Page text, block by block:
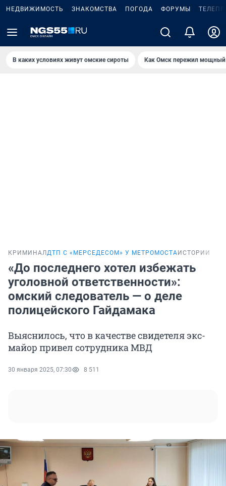
НЕДВИЖИМОСТЬ ЗНАКОМСТВА ПОГОДА ФОРУМЫ
В каких условиях живут омские сироты Как Омск пережил мощный
КРИМИНАЛДТП С «МЕРСЕДЕСОМ» У МЕТРОМОСТА ИСТОРИИ
«До последнего хотел избежать
уголовной ответственности»:
омский следователь — о деле
полицейского Гайдамака
Выяснилось, что в качестве свидетеля экс-
майор привел сотрудника МВД
30 января 2025, 07:30 8 511